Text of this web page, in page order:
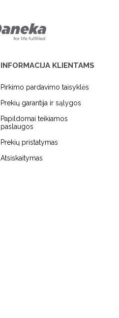
INFORMACIJA KLIENTAMS
Pirkimo pardavimo taisyklės
Prekių garantija ir sąlygos
Papildomai teikiamos
paslaugos
Prekių pristatymas
Atsiskaitymas